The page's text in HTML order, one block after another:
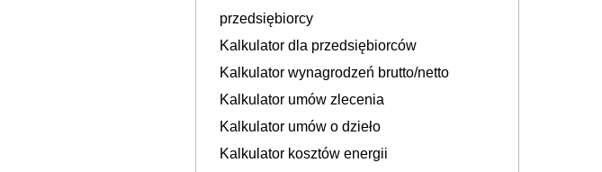
przedsiębiorcy
Kalkulator dla przedsiębiorców
Kalkulator wynagrodzeń brutto/netto
Kalkulator umów zlecenia
Kalkulator umów o dzieło
Kalkulator kosztów energii